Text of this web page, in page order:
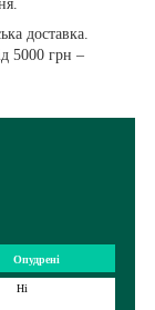
доставка.
5000 грн –
Опудрені
Ні